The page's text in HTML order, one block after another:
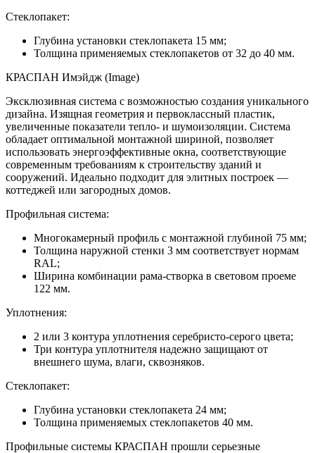
Стеклопакет:
Глубина установки стеклопакета 15 мм;
Толщина применяемых стеклопакетов от 32 до 40 мм.
КРАСПАН Имэйдж (Image)
Эксклюзивная система с возможностью создания уникального
дизайна. Изящная геометрия и первоклассный пластик,
увеличенные показатели тепло- и шумоизоляции. Система
обладает оптимальной монтажной шириной, позволяет
использовать энергоэффективные окна, соответствующие
современным требованиям к строительству зданий и
сооружений. Идеально подходит для элитных построек —
коттеджей или загородных домов.
Профильная система:
Многокамерный профиль с монтажной глубиной 75 мм;
Толщина наружной стенки 3 мм соответствует нормам
RAL;
Ширина комбинации рама-створка в световом проеме
122 мм.
Уплотнения:
2 или 3 контура уплотнения серебристо-серого цвета;
Три контура уплотнителя надежно защищают от
внешнего шума, влаги, сквозняков.
Стеклопакет:
Глубина установки стеклопакета 24 мм;
Толщина применяемых стеклопакетов 40 мм.
Профильные системы КРАСПАН прошли серьезные